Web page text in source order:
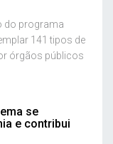
do programa
141 tipos de
órgãos públicos
se
e contribui